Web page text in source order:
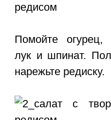
Помойте огурец,
лук и шпинат.
нарежьте редиску.